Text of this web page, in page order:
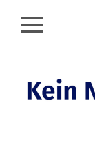
Schließen
KEIN
NATO-